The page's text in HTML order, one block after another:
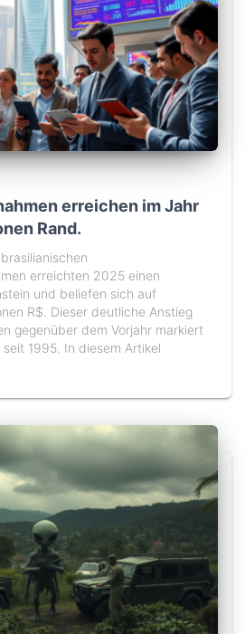
erreichen im Jahr
Rand.
erreichten 2025 einen
und beliefen sich auf
R$. Dieser deutliche Anstieg
gegenüber dem Vorjahr markiert
1995. In diesem Artikel